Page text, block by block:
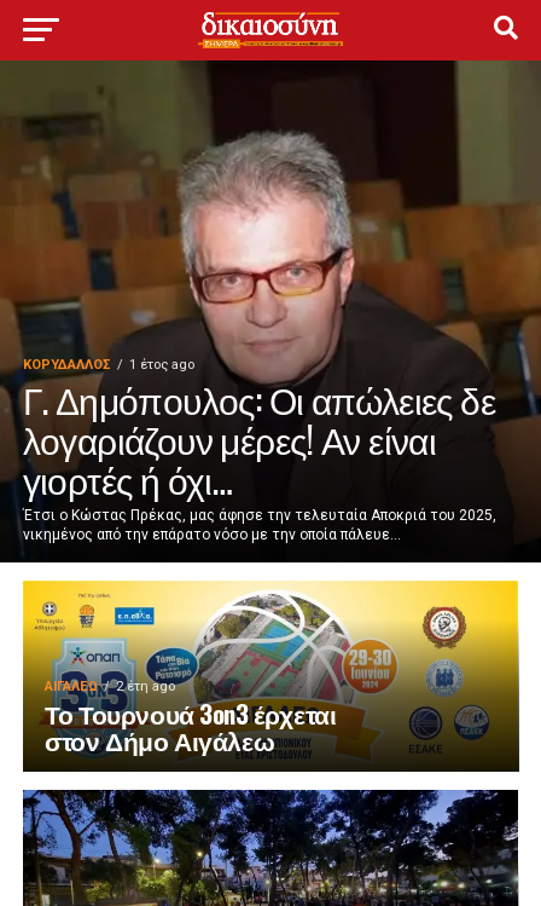
ΚΟΡΥΔΑΛΛΟΣ 1 έτος ago
Γ. Δημόπουλος: Οι απώλειες δε
λογαριάζουν μέρες! Αν είναι
γιορτές ή όχι…
Έτσι ο Κώστας Πρέκας, μας άφησε την τελευταία Αποκριά του 2025,
νικημένος από την επάρατο νόσο με την οποία πάλευε...
ΑΙΓΑΛΕΩ 2 έτη ago
Το Τουρνουά 3on3 έρχεται
στον Δήμο Αιγάλεω